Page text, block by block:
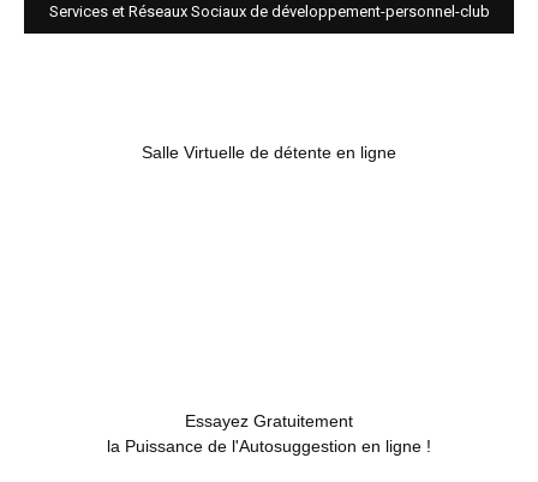
Services et Réseaux Sociaux de développement-personnel-club
Salle Virtuelle de détente en ligne
Essayez Gratuitement
la Puissance de l'Autosuggestion en ligne !